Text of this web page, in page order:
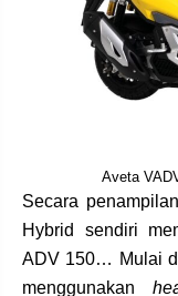
Aveta
Secara
Hybrid sendiri
ADV 150… Mulai
menggunakan